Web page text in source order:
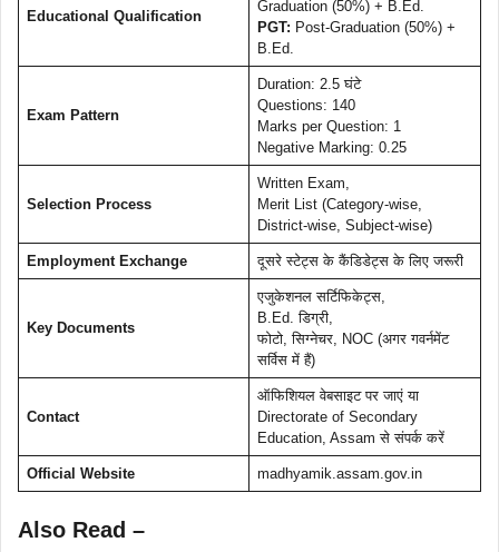
Educational Qualification
Graduation (50%) + B.Ed.
PGT: Post-Graduation (50%) +
B.Ed.
Exam Pattern
Duration: 2.5 घंटे
Questions: 140
Marks per Question: 1
Negative Marking: 0.25
Selection Process
Written Exam,
Merit List (Category-wise,
District-wise, Subject-wise)
Employment Exchange दूसरे स्टेट्स के कैंडिडेट्स के लिए जरूरी
Key Documents
एजुकेशनल सर्टिफिकेट्स,
B.Ed. डिग्री,
फोटो, सिग्नेचर, NOC (अगर गवर्नमेंट
सर्विस में हैं)
Contact
ऑफिशियल वेबसाइट पर जाएं या
Directorate of Secondary
Education, Assam से संपर्क करें
Official Website madhyamik.assam.gov.in
Also Read –